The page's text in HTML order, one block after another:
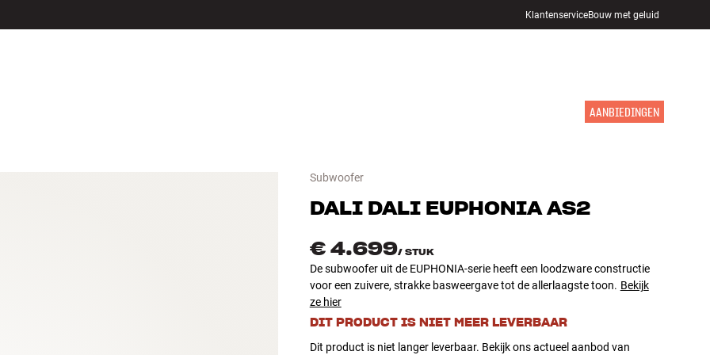
KlantenserviceBouw met geluid
AANBIEDINGEN
Subwoofer
DALI DALI EUPHONIA AS2
€ 4.699/ STUK
De subwoofer uit de EUPHONIA-serie heeft een loodzware constructie
voor een zuivere, strakke basweergave tot de allerlaagste toon. Bekijk
ze hier
DIT PRODUCT IS NIET MEER LEVERBAAR
Dit product is niet langer leverbaar. Bekijk ons actueel aanbod van